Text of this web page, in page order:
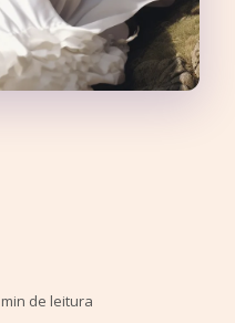
min de leitura